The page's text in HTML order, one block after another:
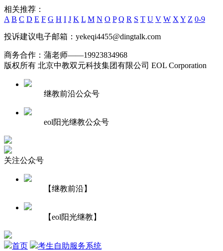
相关推荐：
A B C D E F G H I J K L M N O P Q R S T U V W X Y Z 0-9
投诉建议电子邮箱：yekeqi4455@dingtalk.com
商务合作：蒲老师——19923834968
版权所有 北京中教双元科技集团有限公司 EOL Corporation
继教前沿公众号
eol阳光继教公众号
关注公众号
【继教前沿】
【eol阳光继教】
首页 考生自助服务系统